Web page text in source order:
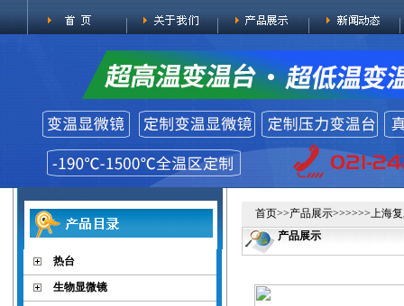
热台
生物显微镜
首页>>产品展示>>>>>>上海
产品展示